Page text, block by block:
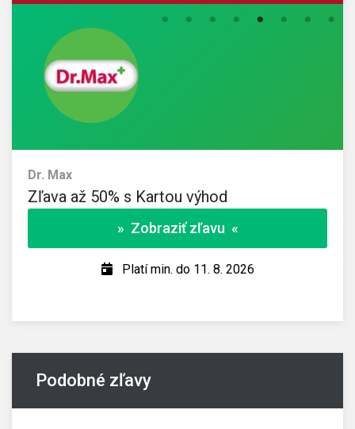
Dr. Max
Zľava až 50% s Kartou výhod
» Zobraziť zľavu «
Platí min. do 11. 8. 2026
Podobné zľavy